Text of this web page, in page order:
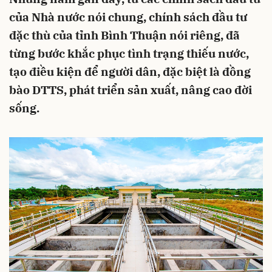
của Nhà nước nói chung, chính sách đầu tư
đặc thù của tỉnh Bình Thuận nói riêng, đã
từng bước khắc phục tình trạng thiếu nước,
tạo điều kiện để người dân, đặc biệt là đồng
bào DTTS, phát triển sản xuất, nâng cao đời
sống.